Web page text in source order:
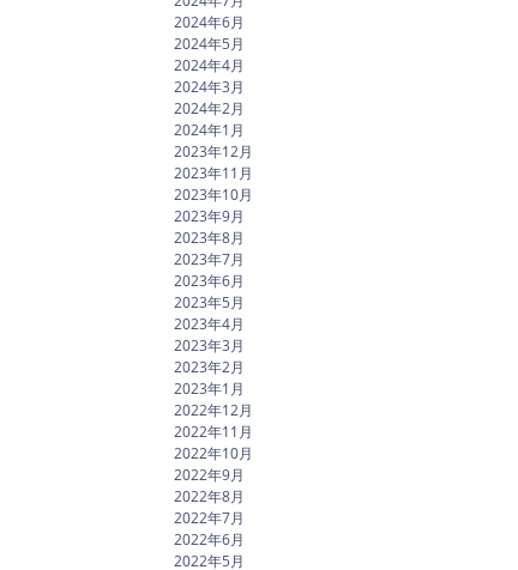
2024年6月
2024年5月
2024年4月
2024年3月
2024年2月
2024年1月
2023年12月
2023年11月
2023年10月
2023年9月
2023年8月
2023年7月
2023年6月
2023年5月
2023年4月
2023年3月
2023年2月
2023年1月
2022年12月
2022年11月
2022年10月
2022年9月
2022年8月
2022年7月
2022年6月
2022年5月